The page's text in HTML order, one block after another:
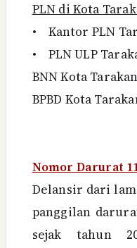
PLN di Kota
•
Kantor PLN
• PLNULP
BNN Kota
BPBD Kota
Nomor Darurat
Delansir dari
panggilan
sejak tahun